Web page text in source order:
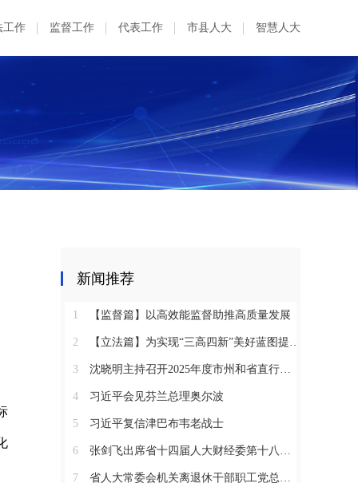
工作 监督工作 代表工作 市县人大 智慧人大
新闻推荐
1 【监督篇】以高效能监督助推高质量发展
2 【立法篇】为实现“三高四新”美好蓝图提供坚实法治保障
3 沈晓明主持召开2025年度市州和省直行业系统党（工）委书记抓基层党建工作述职评议会议
4 习近平会见芬兰总理奥尔波
5 习近平复信津巴布韦老战士
6 张剑飞出席省十四届人大财经委第十八次全体会议
7 省人大常委会机关离退休干部职工党总支召开2025年度总结表彰大会